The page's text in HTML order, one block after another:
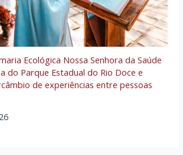
Ecológica Nossa Senhora da Saúde
do Parque Estadual do Rio Doce e
de experiências entre pessoas